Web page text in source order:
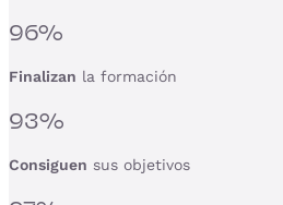
96%
Finalizan la formación
93%
Consiguen sus objetivos